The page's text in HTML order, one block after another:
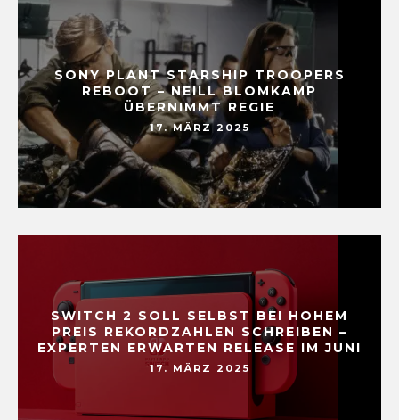
SONY PLANT STARSHIP TROOPERS
REBOOT – NEILL BLOMKAMP
ÜBERNIMMT REGIE
17. MÄRZ 2025
SWITCH 2 SOLL SELBST BEI HOHEM
PREIS REKORDZAHLEN SCHREIBEN –
EXPERTEN ERWARTEN RELEASE IM JUNI
17. MÄRZ 2025